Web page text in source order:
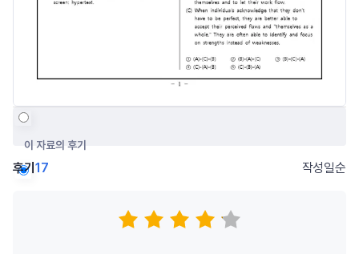
이 자료의 후기
후기 17 작성일순